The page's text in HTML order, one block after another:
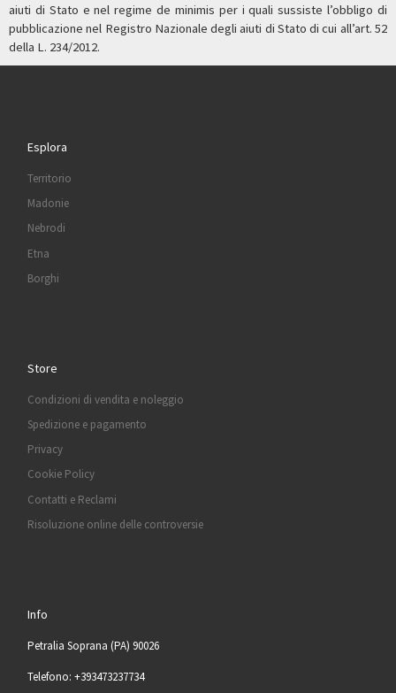
aiuti di Stato e nel regime de minimis per i quali sussiste l’obbligo di
pubblicazione nel Registro Nazionale degli aiuti di Stato di cui all’art. 52
della L. 234/2012.
Esplora
Territorio
Madonie
Nebrodi
Etna
Borghi
Store
Condizioni di vendita e noleggio
Spedizione e pagamento
Privacy
Cookie Policy
Contatti e Reclami
Risoluzione online delle controversie
Info
Petralia Soprana (PA) 90026
Telefono: +393473237734